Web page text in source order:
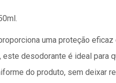
uma proteção
desodorante é ideal para
do produto, sem deixar